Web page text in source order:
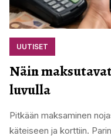
UUTISET
Näin
luvulla
Pitkään maksaminen
käteiseen ja korttiin.